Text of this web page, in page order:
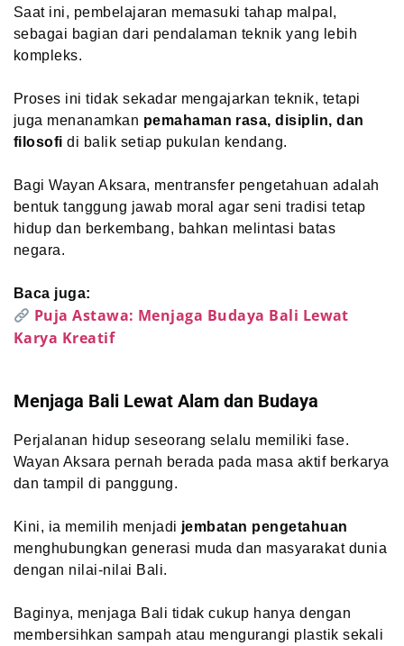
Saat ini, pembelajaran memasuki tahap malpal,
sebagai bagian dari pendalaman teknik yang lebih
kompleks.
Proses ini tidak sekadar mengajarkan teknik, tetapi
juga menanamkan pemahaman rasa, disiplin, dan
filosofi di balik setiap pukulan kendang.
Bagi Wayan Aksara, mentransfer pengetahuan adalah
bentuk tanggung jawab moral agar seni tradisi tetap
hidup dan berkembang, bahkan melintasi batas
negara.
Baca juga:
Puja Astawa: Menjaga Budaya Bali Lewat
Karya Kreatif
Menjaga Bali Lewat Alam dan Budaya
Perjalanan hidup seseorang selalu memiliki fase.
Wayan Aksara pernah berada pada masa aktif berkarya
dan tampil di panggung.
Kini, ia memilih menjadi jembatan pengetahuan
menghubungkan generasi muda dan masyarakat dunia
dengan nilai-nilai Bali.
Baginya, menjaga Bali tidak cukup hanya dengan
membersihkan sampah atau mengurangi plastik sekali